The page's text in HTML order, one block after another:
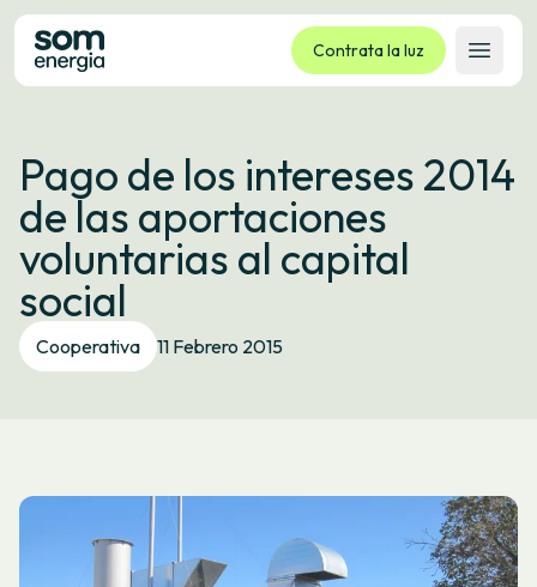
Contrata la luz
Abrir
Tarifas
Servicios
Empresas
La cooperativa
Contacto
Trámites
Pago de los intereses 2014
de las aportaciones
voluntarias al capital
social
Cooperativa 11 Febrero 2015